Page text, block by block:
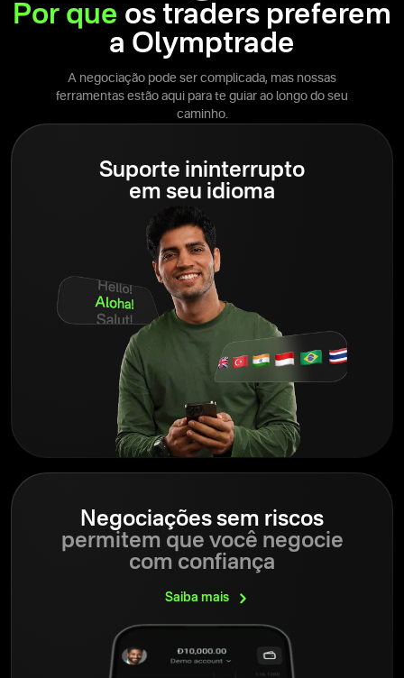
Por que os traders preferem
a Olymptrade
A negociação pode ser complicada, mas nossas
ferramentas estão aqui para te guiar ao longo do seu
caminho.
Suporte ininterrupto
em seu idioma
Negociações sem riscos
permitem que você negocie
com confiança
Saiba mais